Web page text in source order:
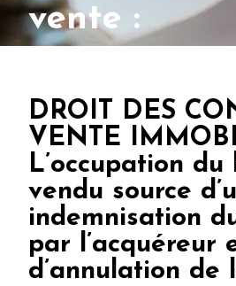
vente :
DROIT DES
VENTE
L’occupation du
vendu source
indemnisation
par l’acquéreur
d’annulation de